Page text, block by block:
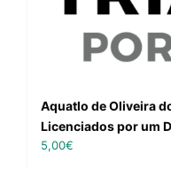
Aquatlo de Oliveira
Licenciados por um
5,00€